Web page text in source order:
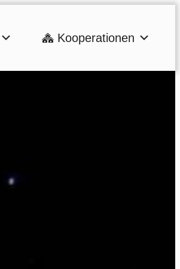
Kooperationen